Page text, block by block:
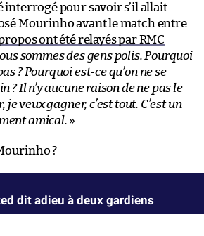
interrogé pour savoir s’il allait
Mourinho avant le match entre
ont été relayés par RMC
sommes des gens polis. Pourquoi
? Pourquoi est-ce qu’on ne se
? Il n’y aucune raison de ne pas le
veux gagner, c’est tout. C’est un
amical. »
?
dit adieu à deux gardiens